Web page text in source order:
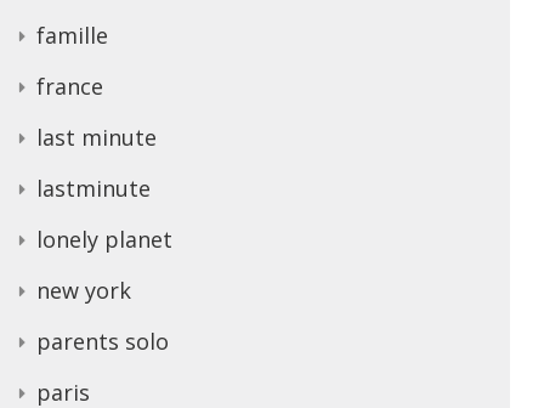
famille
france
last minute
lastminute
lonely planet
new york
parents solo
paris